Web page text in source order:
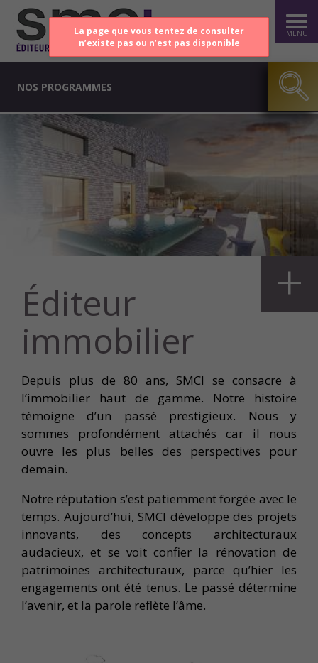
MENU
NOS PROGRAMMES
+
Éditeur
immobilier
Depuis plus de 80 ans, SMCI se consacre à
l’immobilier haut de gamme. Notre histoire
témoigne d’un passé prestigieux. Nous y
sommes profondément attachés car il nous
ouvre les plus belles des perspectives pour
demain.
Notre réputation s’est patiemment forgée avec le
temps. Au­jourd’hui, SMCI développe des projets
innovants, des concepts architecturaux
audacieux, et se voit confier la rénovation de
patrimoines architecturaux, parce qu’hier les
engagements ont été tenus. Le passé détermine
l’avenir, et la parole reflète l’âme.
La page que vous tentez de consulter
n’existe pas ou n’est pas disponible